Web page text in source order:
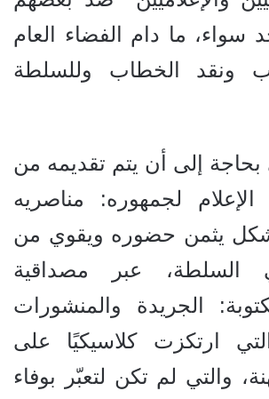
سواء، ما دام الفضاء العام
ونقد الخطاب وللسلطة
إلى أن يتم تقديمه من
لجمهوره: مناصريه
يثمن حضوره ويقوي من
عبر مصداقية
الجريدة والمنشورات
ارتكزت كلاسيكيًا على
والتي لم تكن لتعبّر بوفاء